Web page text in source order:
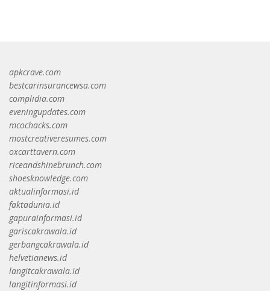
apkcrave.com
bestcarinsurancewsa.com
complidia.com
eveningupdates.com
mcochacks.com
mostcreativeresumes.com
oxcarttavern.com
riceandshinebrunch.com
shoesknowledge.com
aktualinformasi.id
faktadunia.id
gapurainformasi.id
gariscakrawala.id
gerbangcakrawala.id
helvetianews.id
langitcakrawala.id
langitinformasi.id